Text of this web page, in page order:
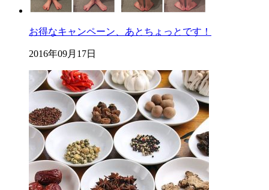
お得なキャンペーン、あとちょっとです！
2016年09月17日